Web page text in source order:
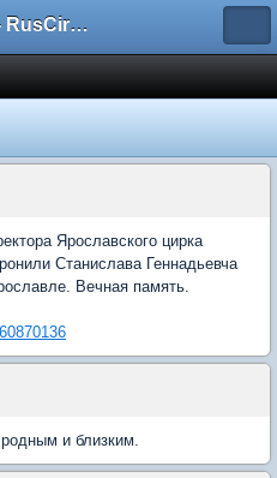
Форум - RusCircus.ru
Ярославского цирка
Станислава Геннадьевча
Вечная память.
и близким.